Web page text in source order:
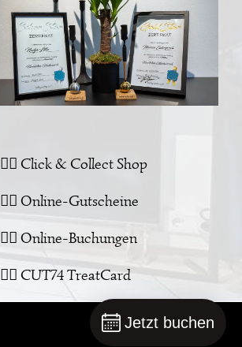
👉🏻 Click & Collect Shop
👉🏻 Online-Gutscheine
👉🏻 Online-Buchungen
👉🏻 CUT74 TreatCard
Jetzt buchen